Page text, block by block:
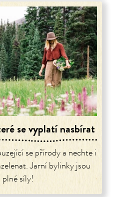
se vyplatí nasbírat
se přírody a nechte i
Jarní bylinky jsou
plné síly!